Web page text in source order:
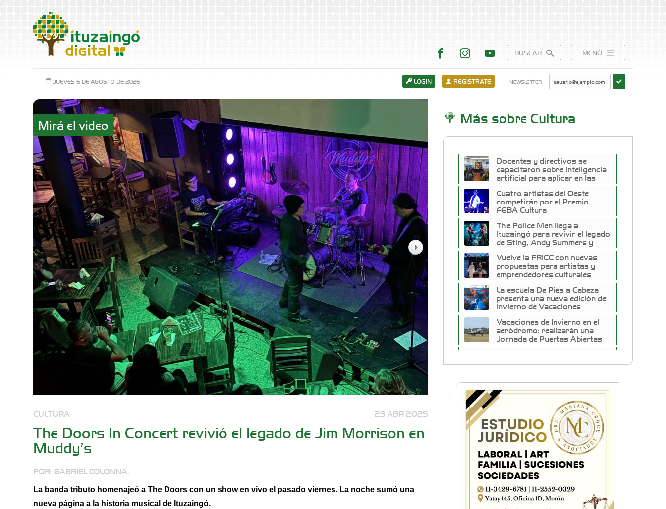
BUSCAR MENÚ
JUEVES 6 DE AGOSTO DE 2026 LOGIN REGISTRATE NEWSLETTER
Mirá el video
CULTURA 23 ABR 2025
The Doors In Concert revivió el legado de Jim Morrison en
Muddy’s
POR: GABRIEL COLONNA.
La banda tributo homenajeó a The Doors con un show en vivo el pasado viernes. La noche sumó una
nueva página a la historia musical de Ituzaingó.
Más sobre Cultura
Docentes y directivos se
capacitaron sobre inteligencia
artificial para aplicar en las
Cuatro artistas del Oeste
competirán por el Premio
FEBA Cultura
The Police Men llega a
Ituzaingó para revivir el legado
de Sting, Andy Summers y
Vuelve la FRICC con nuevas
propuestas para artistas y
emprendedores culturales
La escuela De Pies a Cabeza
presenta una nueva edición de
Invierno de Vacaciones
Vacaciones de Invierno en el
aeródromo: realizarán una
Jornada de Puertas Abiertas
Ituzaingó propone dos
El folclore y las tradiciones
reunieron a las familias de
Ituzaingó por el Día de la
Trap del West reunió a artistas
emergentes en una nueva
edición en Ituzaingó
Ituzaingó homenajeará al Indio
Solari con una jornada especial
de cultura popular
FM Oriente: Conocé la historia
de la recordada radio pionera
de Ituzaingó